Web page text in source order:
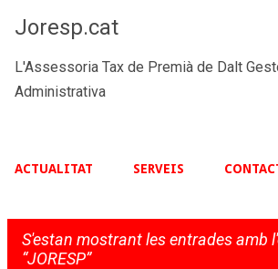
Joresp.cat
L'Assessoria Tax de Premià de Dalt
Administrativa
ACTUALITAT SERVEIS
S'estan mostrant les entrades amb
JORESP